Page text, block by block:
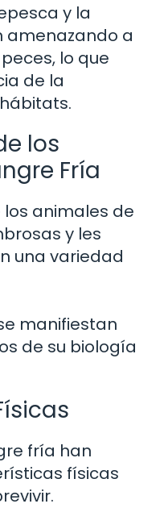
y la
amenazando a
lo que
de la
los
Fría
animales de
y les
una variedad
manifiestan
de su biología
fría han
físicas